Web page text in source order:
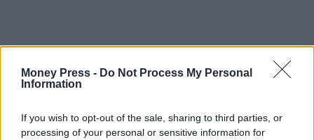
Money Press - Do Not Process My Personal
Information
If you wish to opt-out of the sale, sharing to third parties, or
processing of your personal or sensitive information for